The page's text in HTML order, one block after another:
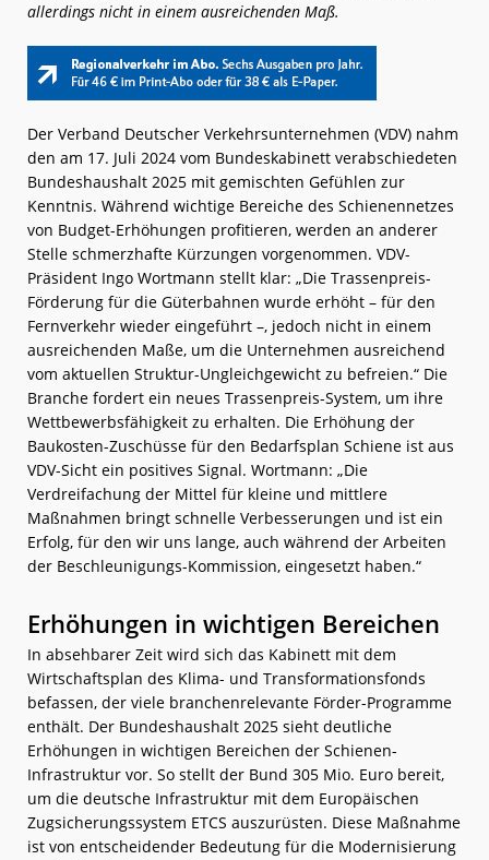
allerdings nicht in einem ausreichenden Maß.
Der Verband Deutscher Verkehrsunternehmen (VDV) nahm
den am 17. Juli 2024 vom Bundeskabinett verabschiedeten
Bundeshaushalt 2025 mit gemischten Gefühlen zur
Kenntnis. Während wichtige Bereiche des Schienennetzes
von Budget-Erhöhungen profitieren, werden an anderer
Stelle schmerzhafte Kürzungen vorgenommen. VDV-
Präsident Ingo Wortmann stellt klar: „Die Trassenpreis-
Förderung für die Güterbahnen wurde erhöht – für den
Fernverkehr wieder eingeführt –, jedoch nicht in einem
ausreichenden Maße, um die Unternehmen ausreichend
vom aktuellen Struktur-Ungleichgewicht zu befreien.“ Die
Branche fordert ein neues Trassenpreis-System, um ihre
Wettbewerbsfähigkeit zu erhalten. Die Erhöhung der
Baukosten-Zuschüsse für den Bedarfsplan Schiene ist aus
VDV-Sicht ein positives Signal. Wortmann: „Die
Verdreifachung der Mittel für kleine und mittlere
Maßnahmen bringt schnelle Verbesserungen und ist ein
Erfolg, für den wir uns lange, auch während der Arbeiten
der Beschleunigungs-Kommission, eingesetzt haben.“
Erhöhungen in wichtigen Bereichen
In absehbarer Zeit wird sich das Kabinett mit dem
Wirtschaftsplan des Klima- und Transformationsfonds
befassen, der viele branchenrelevante Förder-Programme
enthält. Der Bundeshaushalt 2025 sieht deutliche
Erhöhungen in wichtigen Bereichen der Schienen-
Infrastruktur vor. So stellt der Bund 305 Mio. Euro bereit,
um die deutsche Infrastruktur mit dem Europäischen
Zugsicherungssystem ETCS auszurüsten. Diese Maßnahme
ist von entscheidender Bedeutung für die Modernisierung